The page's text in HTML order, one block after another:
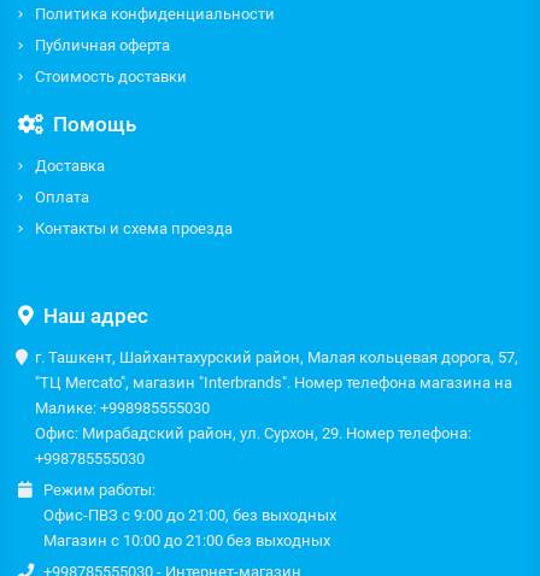
Политика конфиденциальности
Публичная оферта
Стоимость доставки
Помощь
Доставка
Оплата
Контакты и схема проезда
Наш адрес
г. Ташкент, Шайхантахурский район, Малая кольцевая дорога, 57,
"ТЦ Mercato", магазин "Interbrands". Номер телефона магазина на
Малике: +998985555030
Офис: Мирабадский район, ул. Сурхон, 29. Номер телефона:
+998785555030
Режим работы:
Офис-ПВЗ с 9:00 до 21:00, без выходных
Магазин с 10:00 до 21:00 без выходных
+998785555030 - Интернет-магазин